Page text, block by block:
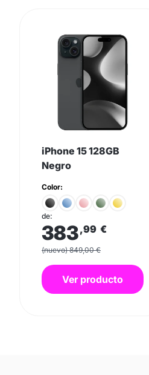
iPhone 15 128GB
Negro
Color:
de:
383,99 €
(nuevo) 849,00 €
Ver producto